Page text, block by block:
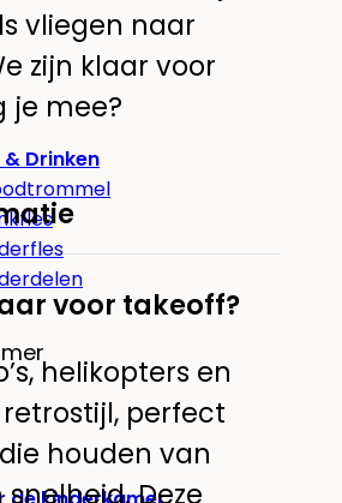
& Drinken
vliegen naar
zijn klaar voor
je mee?
voor takeoff?
helikopters en
perfect
houden van
Deze